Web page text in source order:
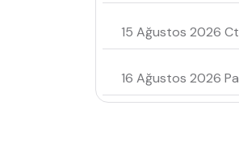
15 Ağustos 2026 Ct
16 Ağustos 2026 Pa